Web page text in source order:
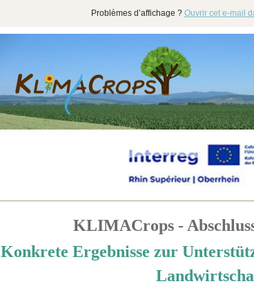
Problèmes d’affichage ? Ouvrir cet e-mail
KLIMACrops -
Konkrete Ergebnisse zur